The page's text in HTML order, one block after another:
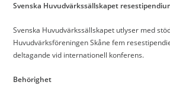
Svenska Huvudvärkssällskapet
Svenska Huvudvärkssällskapet utlyser med
Huvudvärksföreningen Skåne fem
deltagande vid internationell konferens.
Behörighet